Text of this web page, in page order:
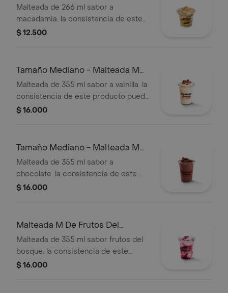
Macadamia
Malteada de 266 ml sabor a
macadamia. la consistencia de este
producto puede variar debido al
$ 12.500
Tamaño Mediano - Malteada M
De Vainilla
Malteada de 355 ml sabor a vainilla. la
consistencia de este producto puede
variar debido al tiempo de entrega.
$ 16.000
Tamaño Mediano - Malteada M
De Chocolate
Malteada de 355 ml sabor a
chocolate. la consistencia de este
producto puede variar debido al
$ 16.000
Malteada M De Frutos Del
Bosque
Malteada de 355 ml sabor frutos del
bosque. la consistencia de este
producto puede variar debido al
$ 16.000